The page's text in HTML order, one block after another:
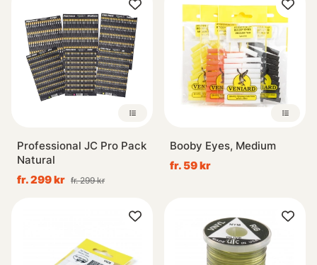
Professional JC Pro Pack
Natural
fr. 299 kr fr. 299 kr
Booby Eyes, Medium
fr. 59 kr